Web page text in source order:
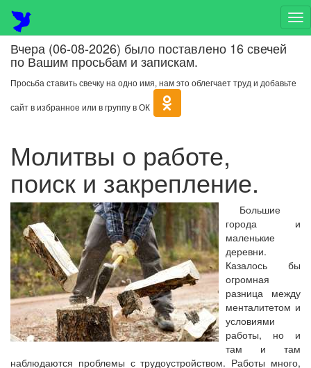
Вчера (06-08-2026) было поставлено 16 свечей
по Вашим просьбам и запискам.
Просьба ставить свечку на одно имя, нам это облегчает труд и добавьте
сайт в избранное или в группу в ОК
Молитвы о работе,
поиск и закрепление.
Большие
города и
маленькие
деревни.
Казалось бы
огромная
разница между
менталитетом и
условиями
работы, но и
там и там
наблюдаются проблемы с трудоустройством. Работы много,